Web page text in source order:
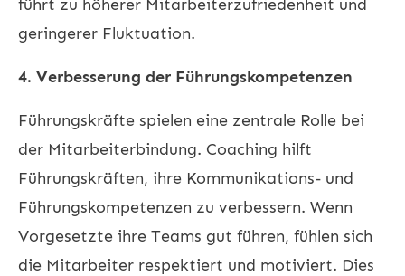
führt zu höherer Mitarbeiterzufriedenheit und
geringerer Fluktuation.
4. Verbesserung der Führungskompetenzen
Führungskräfte spielen eine zentrale Rolle bei
der Mitarbeiterbindung. Coaching hilft
Führungskräften, ihre Kommunikations- und
Führungskompetenzen zu verbessern. Wenn
Vorgesetzte ihre Teams gut führen, fühlen sich
die Mitarbeiter respektiert und motiviert. Dies